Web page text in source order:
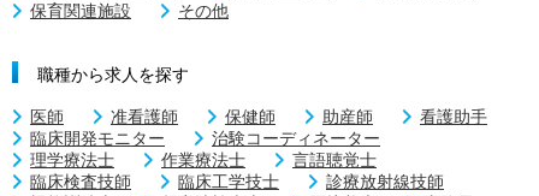
保育関連施設
その他
職種から求人を探す
医師 准看護師 保健師 助産師
看護助手
臨床開発モニター
治験コーディネーター
理学療法士
作業療法士
言語聴覚士
臨床検査技師
臨床工学技士
診療放射線技師